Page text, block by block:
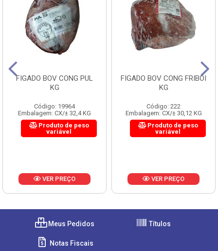
FIGADO BOV CONG PUL
KG
Código: 19964
Embalagem: CX/± 32,4 KG
Produto de peso
variável
VER PREÇO
FIGADO BOV CONG FRIBOI
KG
Código: 222
Embalagem: CX/± 30,12 KG
Produto de peso
variável
VER PREÇO
Meus Pedidos Títulos
Notas Fiscais